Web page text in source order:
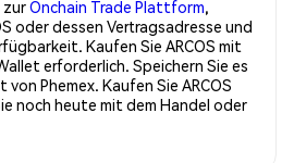
zurOnchain Trade Plattform,
oder dessen Vertragsadresse und
Kaufen Sie ARCOS mit
erforderlich. Speichern Sie es
Phemex. Kaufen Sie ARCOS
noch heute mit dem Handel oder